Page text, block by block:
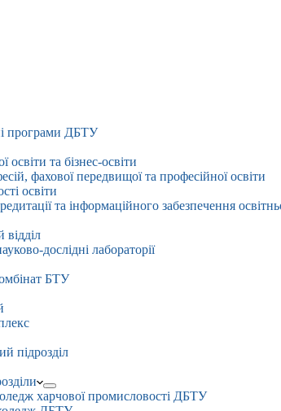
програми ДБТУ
освіти та бізнес-освіти
фахової передвищої та професійної освіти
освіти
та інформаційного забезпечення
дослідні лабораторії
БТУ
підрозділ
харчової промисловості ДБТУ